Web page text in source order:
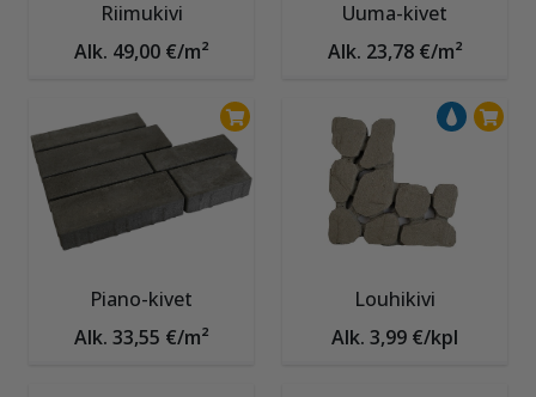
Riimukivi
Alk. 49,00 €/m²
Uuma-kivet
Alk. 23,78 €/m²
Piano-kivet
Alk. 33,55 €/m²
Louhikivi
Alk. 3,99 €/kpl